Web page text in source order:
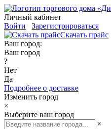
Личный кабинет
Войти
Зарегистрироваться
Скачать прайс
Ваш город:
Ваш город
?
Нет
Да
Подробнее о доставке
Изменить город
×
Выберите ваш город
×